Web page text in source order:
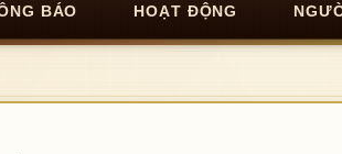
BÁO HOẠT ĐỘNG